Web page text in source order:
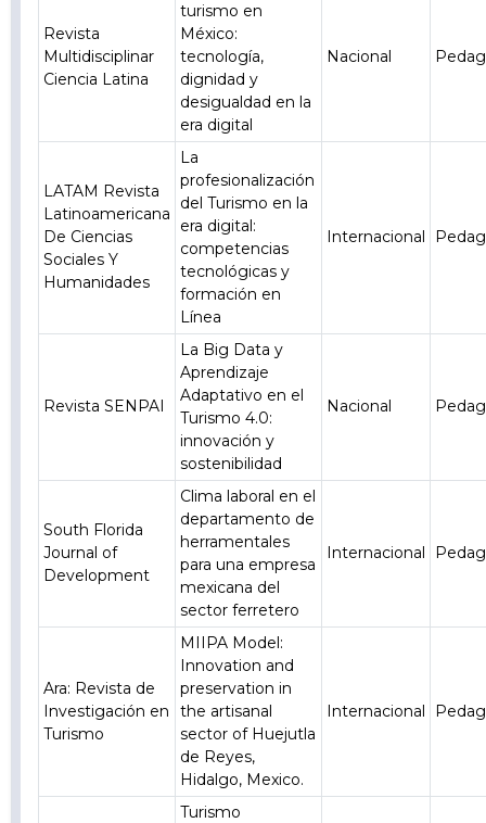
Revista
Multidisciplinar
Ciencia Latina
turismo en
México:
tecnología,
dignidad y
desigualdad en la
era digital
Nacional
LATAM Revista
Latinoamericana
De Ciencias
Sociales Y
Humanidades
La
profesionalización
del Turismo en la
era digital:
competencias
tecnológicas y
formación en
Línea
Internacional
Revista SENPAI
La Big Data y
Aprendizaje
Adaptativo en el
Turismo 4.0:
innovación y
sostenibilidad
Nacional
South Florida
Journal of
Development
Clima laboral en el
departamento de
herramentales
para una empresa
mexicana del
sector ferretero
Internacional
Ara: Revista de
Investigación en
Turismo
MIIPA Model:
Innovation and
preservation in
the artisanal
sector of Huejutla
de Reyes,
Hidalgo, Mexico.
Internacional
Turismo